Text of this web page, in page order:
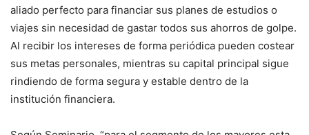
aliado perfecto para financiar sus planes de estudios o
viajes sin necesidad de gastar todos sus ahorros de golpe.
Al recibir los intereses de forma periódica pueden costear
sus metas personales, mientras su capital principal sigue
rindiendo de forma segura y estable dentro de la
institución financiera.